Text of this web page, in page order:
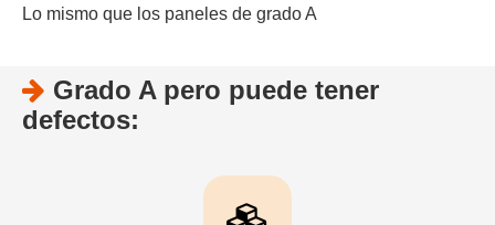
Lo mismo que los paneles de grado A
 Grado A pero puede tener
defectos: